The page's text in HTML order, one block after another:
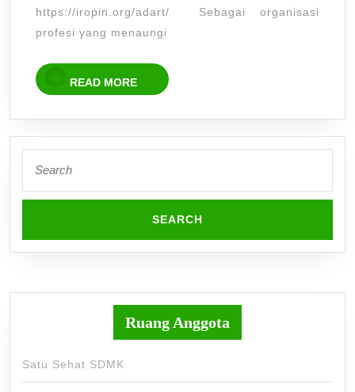
–
https://iropin.org/adart/ Sebagai organisasi
profesi yang menaungi
READ MORE
READ
MORE
for:
Ruang Anggota
Satu Sehat SDMK